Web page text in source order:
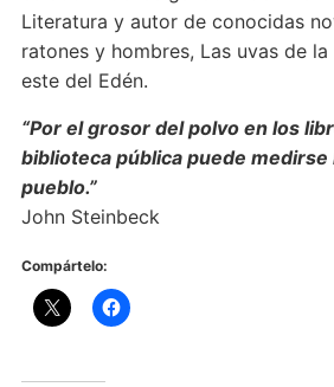
Literatura y autor de conocidas
ratones y hombres, Las uvas de
este del Edén.
“Por el grosor del polvo en los
biblioteca pública puede medirse
pueblo.”
John Steinbeck
Compártelo: